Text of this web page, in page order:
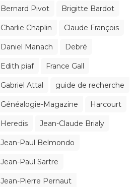
Bernard Pivot Brigitte Bardot
Charlie Chaplin Claude François
Daniel Manach Debré
Edith piaf France Gall
Gabriel Attal guide de recherche
Généalogie-Magazine Harcourt
Heredis Jean-Claude Brialy
Jean-Paul Belmondo
Jean-Paul Sartre
Jean-Pierre Pernaut